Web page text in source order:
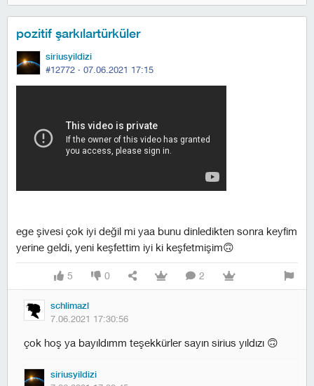
pozitif şarkılartürküler
siriusyildizi
#12772 · 07.06.2021 17:15
ege şivesi çok iyi değil mi yaa bunu dinledikten sonra keyfim
yerine geldi, yeni keşfettim iyi ki keşfetmişim🙃
5 0 2
schlimazl
7.06.2021 17:30:56
çok hoş ya bayıldımm teşekkürler sayın sirius yıldızı 🙃
siriusyildizi